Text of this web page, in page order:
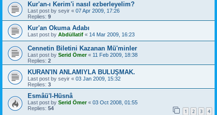
Kur'an-ı Kerim'i nasıl ezberleyelim?
Last post by seyir « 07 Apr 2009, 17:26
Replies: 9
Kur'an Okuma Adabı
Last post by Abdüllatif « 14 Mar 2009, 16:23
Cennetin Biletini Kazanan Mü'minler
Last post by Serid Ömer« 11 Feb 2009, 18:38
Replies: 2
KURAN'IN ANLAMIYLA BULUŞMAK.
Last post by seyir « 03 Jan 2009, 15:32
Replies: 3
Esmâü'l-Hüsnâ
Last post by Serid Ömer« 03 Oct 2008, 01:55
Replies: 54 1 2 3 4